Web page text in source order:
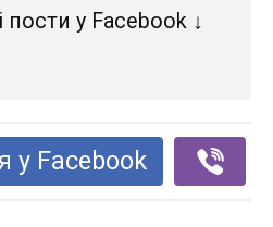
пости у Facebook ↓
у Facebook